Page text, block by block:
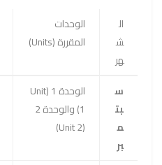
ال
ش
هر
الوحدات
المقررة (Units)
س
بت
م
بر
الوحدة 1 (Unit
1) والوحدة 2
(Unit 2)